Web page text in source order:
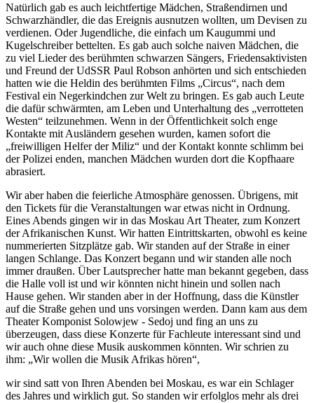
Natürlich gab es auch leichtfertige Mädchen, Straßendirnen und
Schwarzhändler, die das Ereignis ausnutzen wollten, um Devisen zu
verdienen. Oder Jugendliche, die einfach um Kaugummi und
Kugelschreiber bettelten. Es gab auch solche naiven Mädchen, die
zu viel Lieder des berühmten schwarzen Sängers, Friedensaktivisten
und Freund der UdSSR Paul Robson anhörten und sich entschieden
hatten wie die Heldin des berühmten Films
Circus , nach dem
Festival ein Negerkindchen zur Welt zu bringen. Es gab auch Leute
die dafür schwärmten, am Leben und Unterhaltung des
verrotteten
Westen
teilzunehmen. Wenn in der Öffentlichkeit solch enge
Kontakte mit Ausländern gesehen wurden, kamen sofort die
freiwilligen Helfer der Miliz
und der Kontakt konnte schlimm bei
der Polizei enden, manchen Mädchen wurden dort die Kopfhaare
abrasiert.
Wir aber haben die feierliche Atmosphäre genossen. Übrigens, mit
den Tickets für die Veranstaltungen war etwas nicht in Ordnung.
Eines Abends gingen wir in das Moskau Art Theater, zum Konzert
der Afrikanischen Kunst. Wir hatten Eintrittskarten, obwohl es keine
nummerierten Sitzplätze gab. Wir standen auf der Straße in einer
langen Schlange. Das Konzert begann und wir standen alle noch
immer draußen. Über Lautsprecher hatte man bekannt gegeben, dass
die Halle voll ist und wir könnten nicht hinein und sollen nach
Hause gehen. Wir standen aber in der Hoffnung, dass die Künstler
auf die Straße gehen und uns vorsingen werden. Dann kam aus dem
Theater Komponist Solowjew - Sedoj und fing an uns zu
überzeugen, dass diese Konzerte für Fachleute interessant sind und
wir auch ohne diese Musik auskommen könnten. Wir schrien zu
ihm:
Wir wollen die Musik Afrikas hören ,
wir sind satt von Ihren Abenden bei Moskau, es war ein Schlager
des Jahres und wirklich gut. So standen wir erfolglos mehr als drei